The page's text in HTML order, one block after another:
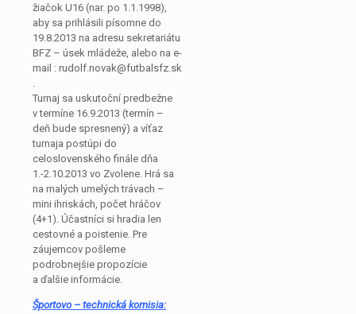
žiačok U16 (nar. po 1.1.1998),
aby sa prihlásili písomne do
19.8.2013 na adresu sekretariátu
BFZ – úsek mládeže, alebo na e-
mail : rudolf.novak@futbalsfz.sk
.
Turnaj sa uskutoční predbežne
v termíne 16.9.2013 (termín –
deň bude spresnený) a víťaz
turnaja postúpi do
celoslovenského finále dňa
1.-2.10.2013 vo Zvolene. Hrá sa
na malých umelých trávach –
mini ihriskách, počet hráčov
(4+1). Účastníci si hradia len
cestovné a poistenie. Pre
záujemcov pošleme
podrobnejšie propozície
a ďalšie informácie.
Športovo – technická komisia: